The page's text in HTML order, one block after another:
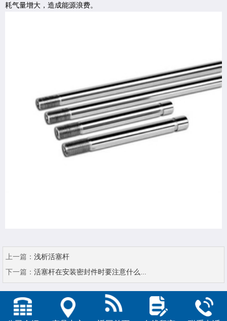
耗气量增大，造成能源浪费。
上一篇： 浅析活塞杆
下一篇： 活塞杆在安装密封件时要注意什么...